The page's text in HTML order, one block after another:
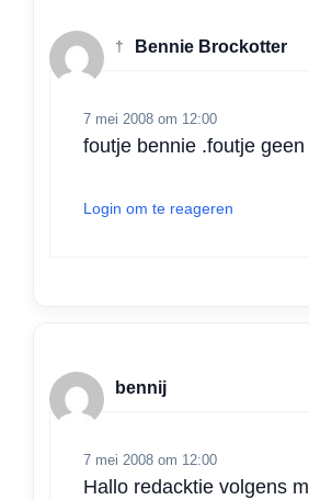
† Bennie Brockotter
7 mei 2008 om 12:00
foutje bennie .foutje geen
Login om te reageren
bennij
7 mei 2008 om 12:00
Hallo redacktie volgens